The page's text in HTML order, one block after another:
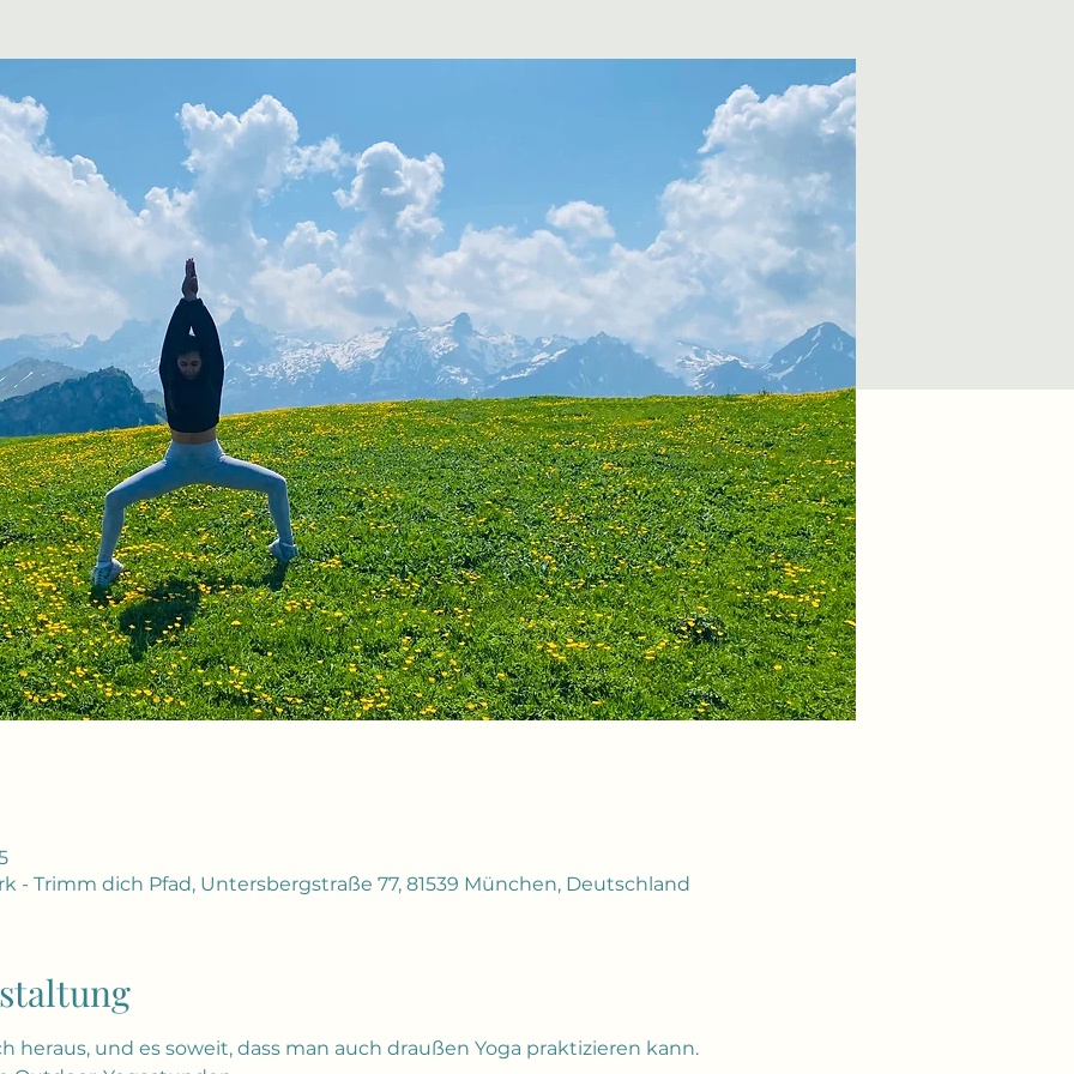
- Trimm dich Pfad, Untersbergstraße 77, 81539 München, Deutschland
heraus, und es soweit, dass man auch draußen Yoga praktizieren kann.